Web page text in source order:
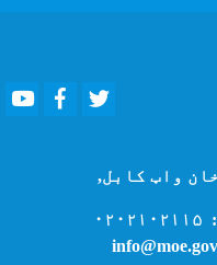
Youtube Facebook
واټ کابل,